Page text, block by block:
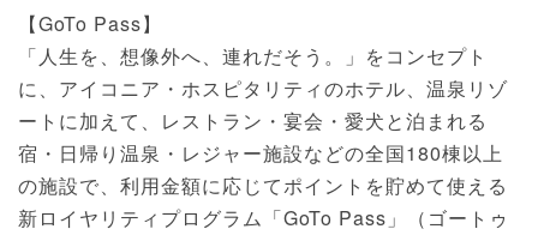
【GoTo Pass】
「人生を、想像外へ、連れだそう。」をコンセプト
に、アイコニア・ホスピタリティのホテル、温泉リゾ
ートに加えて、レストラン・宴会・愛犬と泊まれる
宿・日帰り温泉・レジャー施設などの全国180棟以上
の施設で、利用金額に応じてポイントを貯めて使える
新ロイヤリティプログラム「GoTo Pass」（ゴートゥ